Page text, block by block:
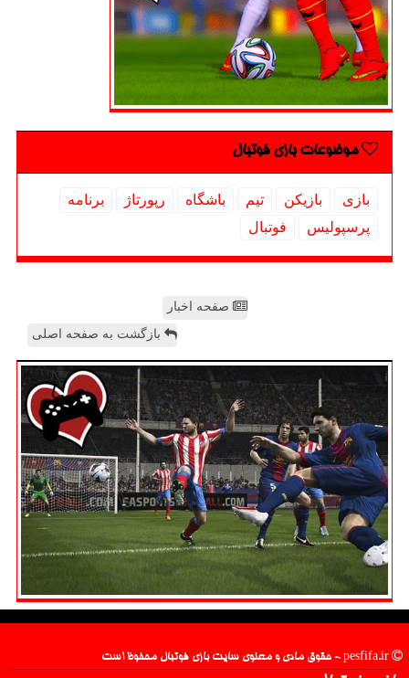
موضوعات بازی فوتبال
بازی بازیكن تیم باشگاه رپورتاژ
برنامه
پرسپولیس
فوتبال
صفحه اخبار
بازگشت به صفحه اصلی